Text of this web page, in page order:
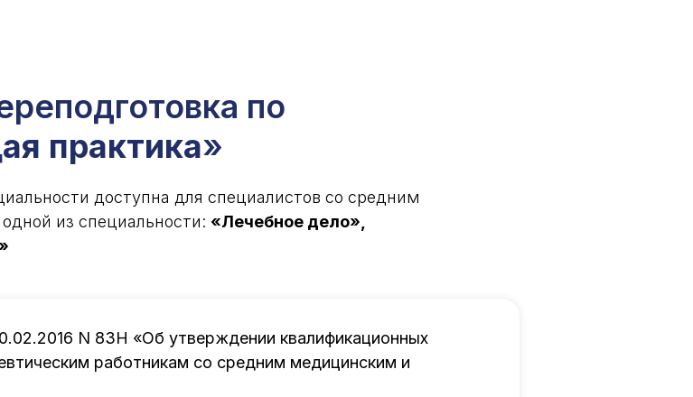
по
практика»
доступна для специалистов со средним
из специальности: «Лечебное дело»,
N 83Н «Об утверждении квалификационных
работникам со средним медицинским и